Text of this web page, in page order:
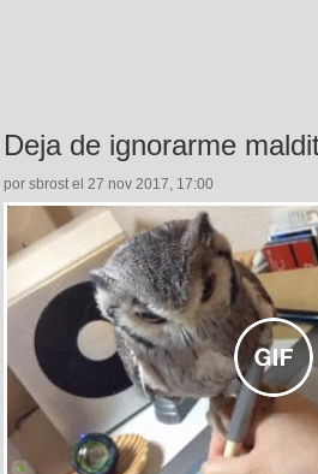
Deja de ignorarme
por sbrost el 27 nov 2017, 17:00